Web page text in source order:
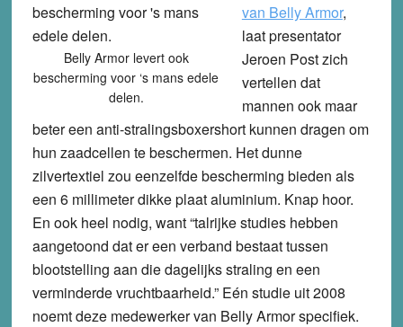
Belly Armor levert ook
bescherming voor ‘s mans edele
delen.
van Belly Armor,
laat presentator
Jeroen Post zich
vertellen dat
mannen ook maar
beter een anti-stralingsboxershort kunnen dragen om
hun zaadcellen te beschermen. Het dunne
zilvertextiel zou eenzelfde bescherming bieden als
een 6 millimeter dikke plaat aluminium. Knap hoor.
En ook heel nodig, want “talrijke studies hebben
aangetoond dat er een verband bestaat tussen
blootstelling aan die dagelijks straling en een
verminderde vruchtbaarheid.” Eén studie uit 2008
noemt deze medewerker van Belly Armor specifiek.